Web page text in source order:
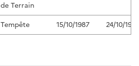
de Terrain
Tempête 15/10/1987 24/10/1987